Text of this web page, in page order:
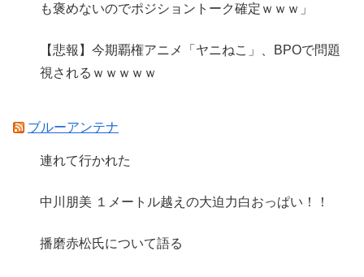
も褒めないのでポジショントーク確定ｗｗｗ」
【悲報】今期覇権アニメ「ヤニねこ」、BPOで問題
視されるｗｗｗｗｗ
ブルーアンテナ
連れて行かれた
中川朋美 １メートル越えの大迫力白おっぱい！！
播磨赤松氏について語る